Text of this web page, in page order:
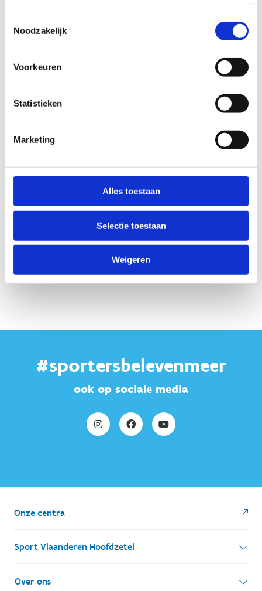
Noodzakelijk
Voorkeuren
Statistieken
Marketing
Alles toestaan
Selectie toestaan
Weigeren
liedekerke@sport.vlaandere
#sportersbelevenmeer
ook op sociale media
Onze centra
Sport Vlaanderen Hoofdzetel
Simon Bolivarlaan 17
Over ons